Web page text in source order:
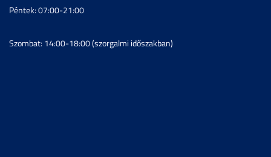
Péntek: 07:00-21:00
Szombat: 14:00-18:00 (szorgalmi időszakban)